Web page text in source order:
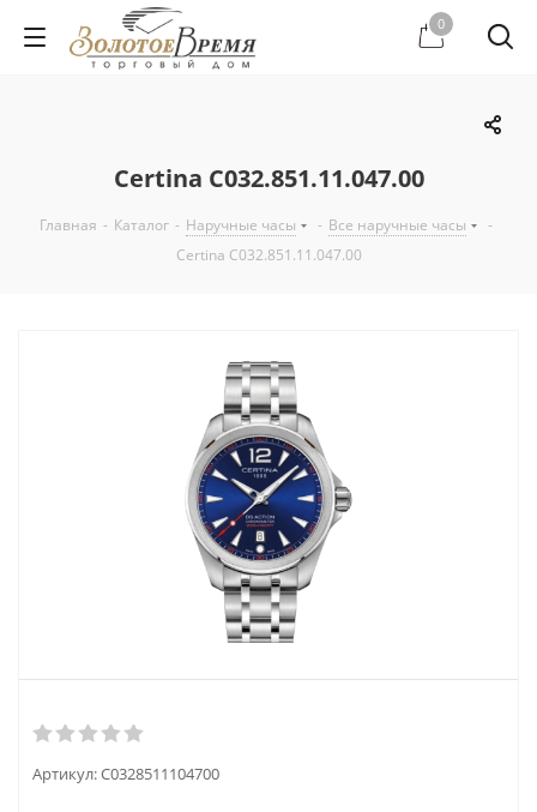
0
Certina C032.851.11.047.00
Главная - Каталог - Наручные часы - Все наручные часы
-
Certina C032.851.11.047.00
Артикул:C0328511104700